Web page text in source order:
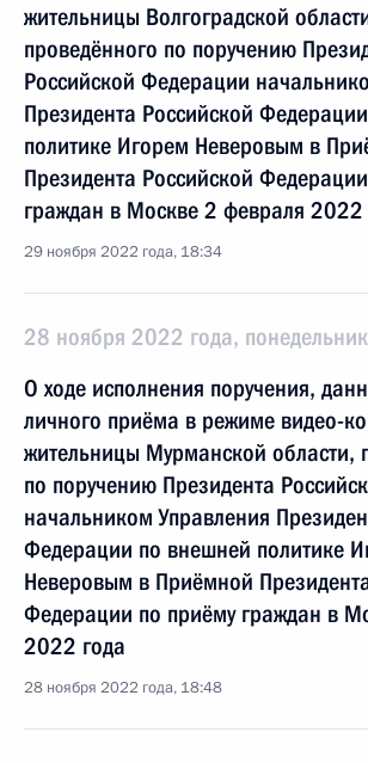
жительницы Волгоградской
проведённого по поручению
Российской Федерации
Президента Российской
политике Игорем Неверовым в
Президента Российской
граждан в Москве 2 февраля 2022
29 ноября 2022 года, 18:34
28 ноября 2022 года, понедельник
О ходе исполнения поручения,
личного приёма в режиме видео-
жительницы Мурманской области,
по поручению Президента
начальником Управления
Федерации по внешней политике
Неверовым в Приёмной
Федерации по приёму граждан в
2022 года
28 ноября 2022 года, 18:48